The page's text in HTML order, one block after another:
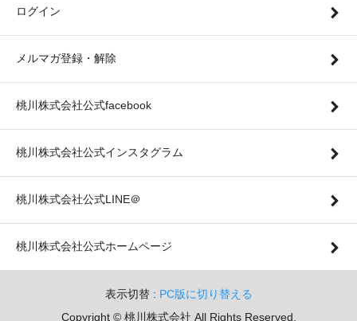
ログイン
メルマガ登録・解除
桃川株式会社公式facebook
桃川株式会社公式インスタグラム
桃川株式会社公式LINE＠
桃川株式会社公式ホームページ
表示切替 : PC版に切り替える
Copyright © 桃川株式会社 All Rights Reserved.